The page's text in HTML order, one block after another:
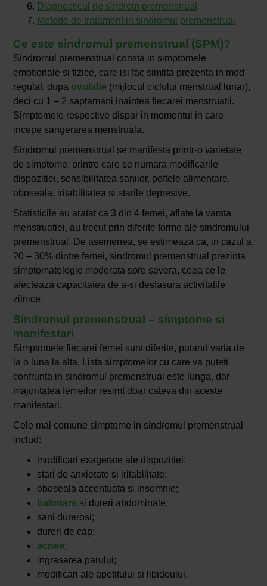
Diagnosticul de sindrom premenstrual
Metode de tratament in sindromul premenstrual
Ce este sindromul premenstrual (SPM)?
Sindromul premenstrual consta in simptomele
emotionale si fizice, care isi fac simtita prezenta in mod
regulat, dupa ovulatie (mijlocul ciclului menstrual lunar),
deci cu 1 – 2 saptamani inaintea fiecarei menstruatii.
Simptomele respective dispar in momentul in care
incepe sangerarea menstruala.
Sindromul premenstrual se manifesta printr-o varietate
de simptome, printre care se numara modificarile
dispozitiei, sensibilitatea sanilor, poftele alimentare,
oboseala, iritabilitatea si starile depresive.
Statisticile au aratat ca 3 din 4 femei, aflate la varsta
menstruatiei, au trecut prin diferite forme ale sindromului
premenstrual. De asemenea, se estimeaza ca, in cazul a
20 – 30% dintre femei, sindromul premenstrual prezinta
simptomatologie moderata spre severa, ceea ce le
afecteaza capacitatea de a-si desfasura activitatile
zilnice.
Sindromul premenstrual – simptome si
manifestari
Simptomele fiecarei femei sunt diferite, putand varia de
la o luna la alta. Lista simptomelor cu care va puteti
confrunta in sindromul premenstrual este lunga, dar
majoritatea femeilor resimt doar cateva din aceste
manifestari.
Cele mai comune simptome in sindromul premenstrual
includ:
modificari exagerate ale dispozitiei;
stari de anxietate si iritabilitate;
oboseala accentuata si insomnie;
balonare si dureri abdominale;
sani durerosi;
dureri de cap;
acnee;
ingrasarea parului;
modificari ale apetitului si libidoului.